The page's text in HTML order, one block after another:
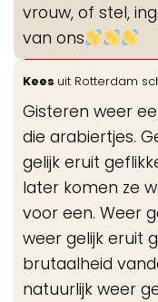
vrouw, of stel,
van ons
Kees uit Rotterdam
Gisteren weer
die arabiertjes.
gelijk eruit
later komen ze
voor een. Weer
weer gelijk eruit
brutaalheid
natuurlijk weer